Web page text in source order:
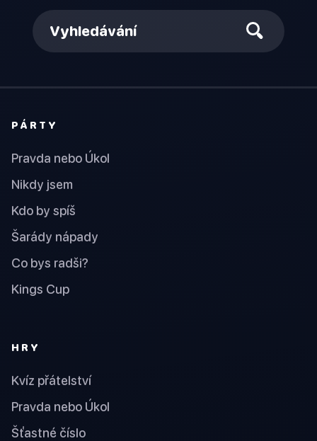
Vyhledávání
PÁRTY
Pravda nebo Úkol
Nikdy jsem
Kdo by spíš
Šarády nápady
Co bys radši?
Kings Cup
HRY
Kvíz přátelství
Pravda nebo Úkol
Šťastné číslo